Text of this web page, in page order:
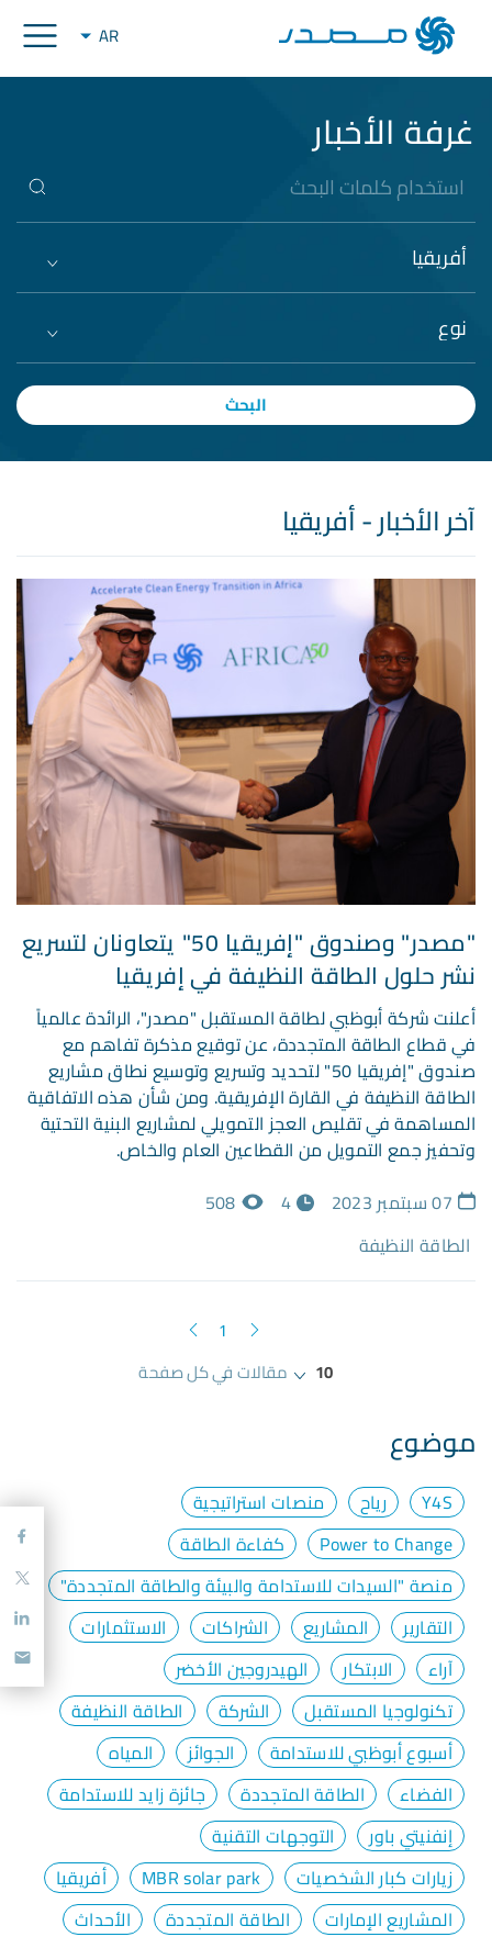
AR
غرفة الأخبار
أفريقيا
نوع
البحث
آخر الأخبار - أفريقيا
"مصدر" وصندوق "إفريقيا 50" يتعاونان لتسريع
نشر حلول الطاقة النظيفة في إفريقيا
أعلنت شركة أبوظبي لطاقة المستقبل "مصدر"، الرائدة عالمياً
في قطاع الطاقة المتجددة، عن توقيع مذكرة تفاهم مع
صندوق "إفريقيا 50" لتحديد وتسريع وتوسيع نطاق مشاريع
الطاقة النظيفة في القارة الإفريقية. ومن شأن هذه الاتفاقية
المساهمة في تقليص العجز التمويلي لمشاريع البنية التحتية
وتحفيز جمع التمويل من القطاعين العام والخاص.
07 سبتمبر 2023
4
508
الطاقة النظيفة
10 مقالات في كل صفحة
1
موضوع
Y4S رياح
منصات استراتيجية
Power to Change
كفاءة الطاقة
منصة "السيدات للاستدامة والبيئة والطاقة المتجددة"
التقارير
المشاريع الشراكات
الاستثمارات
آراء
الابتكار
الهيدروجين الأخضر
تكنولوجيا المستقبل
الشركة
الطاقة النظيفة
أسبوع أبوظبي للاستدامة
الجوائز
المياه
الفضاء
الطاقة المتجددة
جائزة زايد للاستدامة
إنفنيتي باور
التوجهات التقنية
زيارات كبار الشخصيات
MBR solar park
أفريقيا
المشاريع الإمارات
الطاقة المتجددة
الأحداث